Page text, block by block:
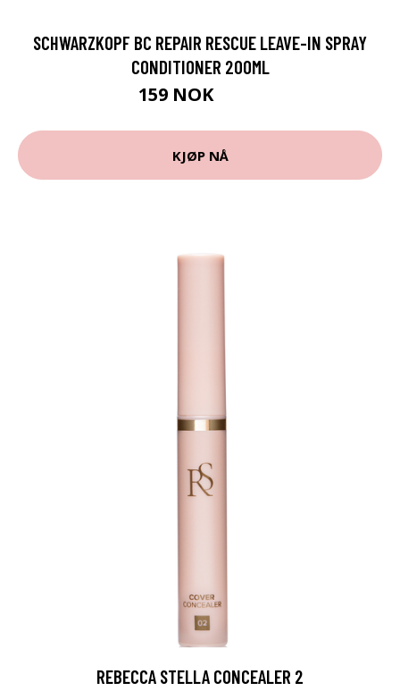
SCHWARZKOPF BC REPAIR RESCUE LEAVE-IN SPRAY
CONDITIONER 200ML
159 NOK
KJØP NÅ
REBECCA STELLA CONCEALER 2